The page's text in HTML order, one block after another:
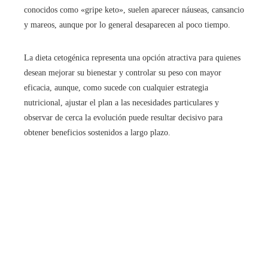
conocidos como «gripe keto», suelen aparecer náuseas, cansancio
y mareos, aunque por lo general desaparecen al poco tiempo.
La dieta cetogénica representa una opción atractiva para quienes
desean mejorar su bienestar y controlar su peso con mayor
eficacia, aunque, como sucede con cualquier estrategia
nutricional, ajustar el plan a las necesidades particulares y
observar de cerca la evolución puede resultar decisivo para
obtener beneficios sostenidos a largo plazo.